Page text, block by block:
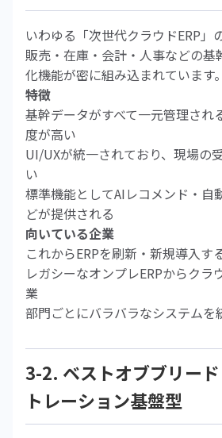
いわゆる「次世代クラウドERP」
販売・在庫・会計・人事などの基
化機能が密に組み込まれています。
特徴
基幹データがすべて一元管理され
度が高い
UI/UXが統一されており、現場の
い
標準機能としてAIレコメンド・自
どが提供される
向いている企業
これからERPを刷新・新規導入す
レガシーなオンプレERPからクラ
業
部門ごとにバラバラなシステムを
3-2. ベストオブブリー
トレーション基盤型